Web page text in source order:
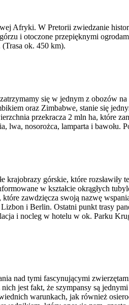
Afryki. W Pretorii zwiedzanie
i otoczone przepięknymi
ok. 450 km).
się w jednym z obozów na
oraz Zimbabwe, stanie się
przekracza 2 mln ha, które
nosorożca, lamparta i bawołu.
górskie, które rozsławiły
w kształcie okrągłych
zawdzięcza swoją nazwę
i Berlin. Ostatni punkt trasy
i nocleg w hotelu w ok. Parku
nad tymi fascynującymi
jest fakt, że szympansy są
warunkach, jak również